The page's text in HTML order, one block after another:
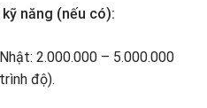
năng (nếu có):
2.000.000 – 5.000.000
độ).